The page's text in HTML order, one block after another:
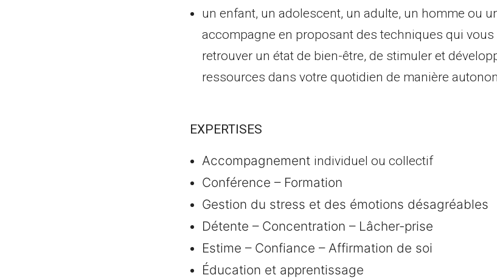
un enfant, un adolescent, un adulte, un homme ou
accompagne en proposant des techniques qui vous
retrouver un état de bien-être, de stimuler et
ressources dans votre quotidien de manière
EXPERTISES
Accompagnement individuel ou collectif
Conférence – Formation
Gestion du stress et des émotions désagréables
Détente – Concentration – Lâcher-prise
Estime – Confiance – Affirmation de soi
Éducation et apprentissage